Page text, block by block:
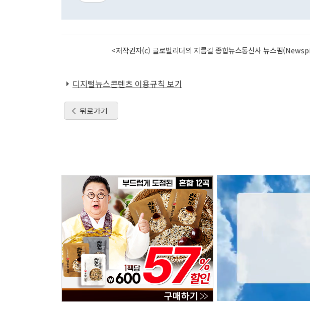
<저작권자(c) 글로벌리더의 지름길 종합뉴스통신사 뉴스핌
디지털뉴스콘텐츠 이용규칙 보기
뒤로가기